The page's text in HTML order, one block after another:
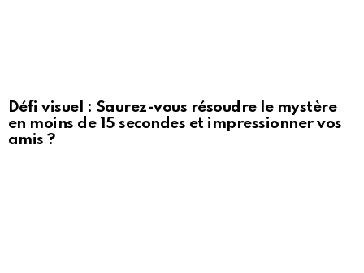
Défi visuel : Saurez-vous résoudre le mystère
en moins de 15 secondes et impressionner vos
amis ?